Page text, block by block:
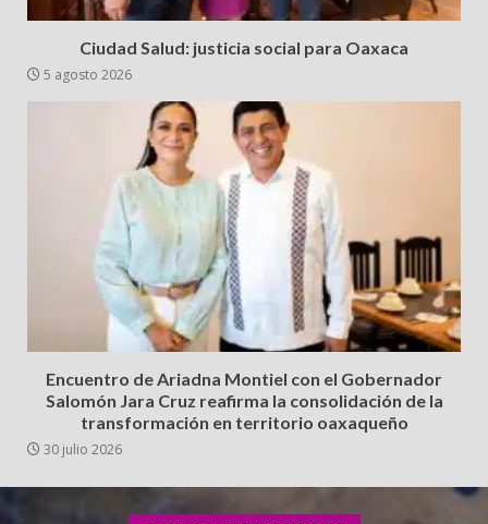
Ciudad Salud: justicia social para Oaxaca
5 agosto 2026
Encuentro de Ariadna Montiel con el Gobernador
Salomón Jara Cruz reafirma la consolidación de la
transformación en territorio oaxaqueño
30 julio 2026